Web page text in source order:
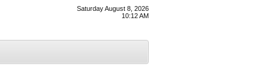
Saturday August 8, 2026
10:12 AM